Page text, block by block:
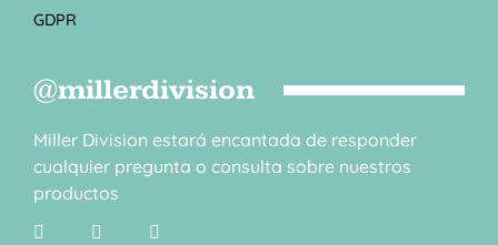
GDPR
@millerdivision
Miller Division estará encantada de responder
cualquier pregunta o consulta sobre nuestros
productos